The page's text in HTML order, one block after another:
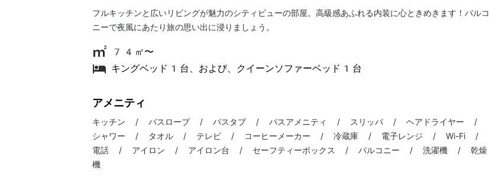
フルキッチンと広いリビングが魅力のシティビューの部屋。高級感あふれる内装に心ときめきます！バルコ
ニーで夜風にあたり旅の思い出に浸りましょう。
74㎡〜
キングベッド1台、および、クイーンソファーベッド1台
アメニティ
キッチン / バスローブ / バスタブ / バスアメニティ / スリッパ / ヘアドライヤー /
シャワー / タオル / テレビ / コーヒーメーカー / 冷蔵庫 / 電子レンジ / Wi-Fi /
電話 / アイロン / アイロン台 / セーフティーボックス / バルコニー / 洗濯機 / 乾燥
機